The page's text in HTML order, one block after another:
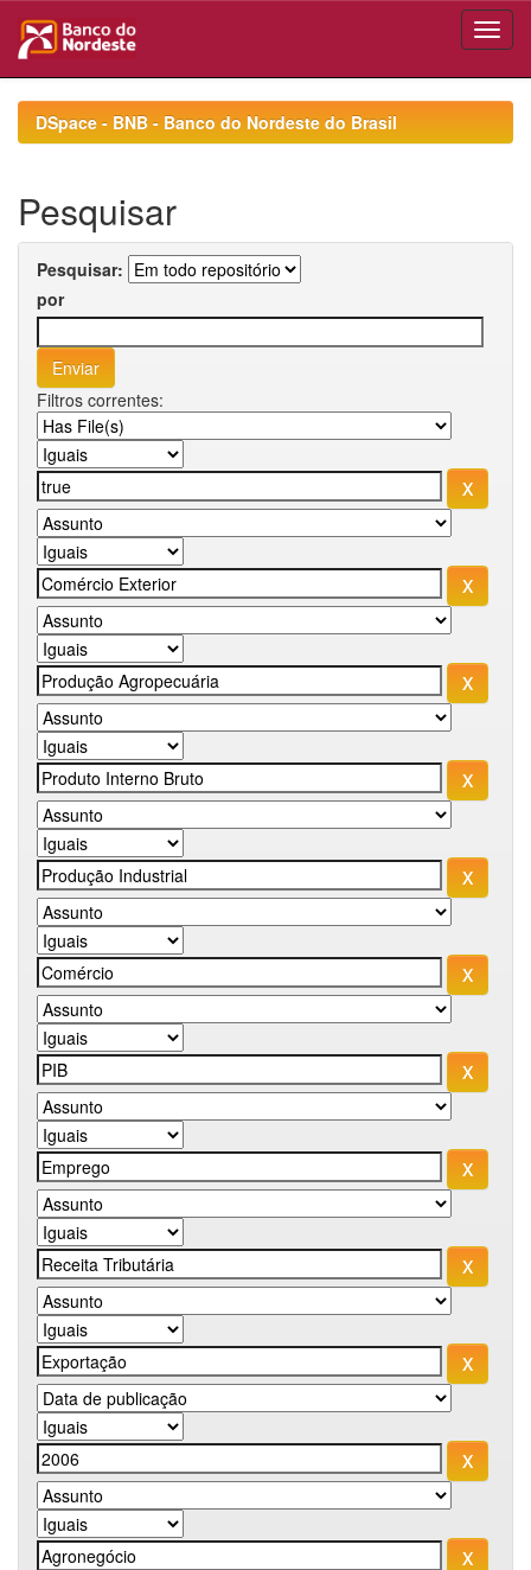
navigationDSpace - BNB - Banco do Nordeste do Brasil
Pesquisar
Pesquisar:
por
Filtros correntes: